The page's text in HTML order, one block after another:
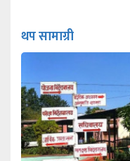
थप सामाग्री